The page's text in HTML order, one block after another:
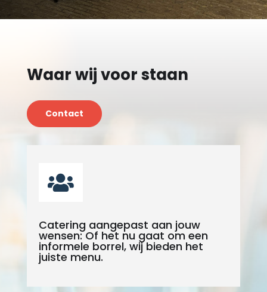
Waar wij voor staan
Contact

Catering aangepast aan jouw
wensen: Of het nu gaat om een
informele borrel, wij bieden het
juiste menu.